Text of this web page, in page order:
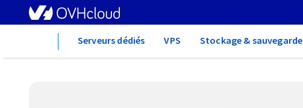
Serveurs dédiés VPS Stockage & sauvegarde